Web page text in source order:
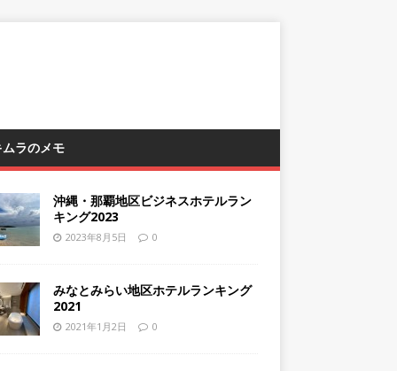
ラのメモ
沖縄・那覇地区ビジネスホテルラン
キング2023
2023年8月5日 0
みなとみらい地区ホテルランキング
2021
2021年1月2日 0